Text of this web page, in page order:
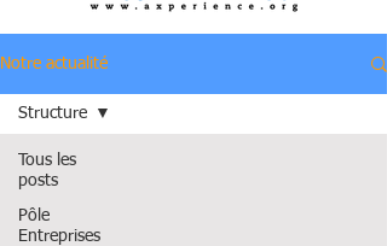
Notre actualité
Tous les
posts
Pôle
Entreprises
Structure